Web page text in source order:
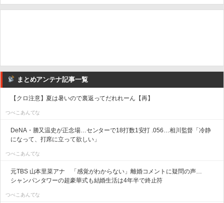
まとめアンテナ記事一覧
【クロ注意】夏は暑いので裏返ってだれれーん【再】
つべこあんてな
DeNA・勝又温史が正念場…センターで18打数1安打 .056…相川監督「冷静
になって、打席に立って欲しい」
つべこあんてな
元TBS 山本里菜アナ 「感覚がわからない」離婚コメントに疑問の声…
シャンパンタワーの超豪華式も結婚生活は4年半で終止符
つべこあんてな